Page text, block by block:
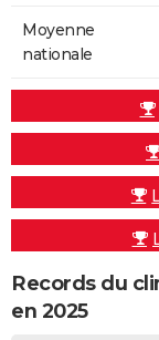
Moyenne
nationale
Records du
en 2025